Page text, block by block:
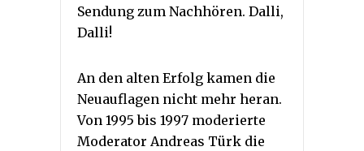
Sendung zum Nachhören. Dalli,
Dalli!
An den alten Erfolg kamen die
Neuauflagen nicht mehr heran.
Von 1995 bis 1997 moderierte
Moderator Andreas Türk die